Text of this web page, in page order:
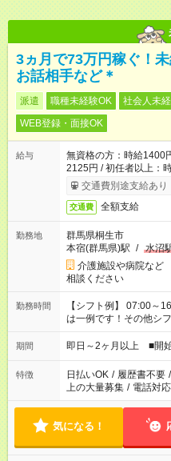
3ヵ月で73万円稼ぐ！
お話相手など＊
派遣 職種未経験OK 社会人未
WEB登録・面接OK
給与
無資格の方：時給1400
2125円 / 初任者以上：
交通費別途支給あり
交通費 全額支給
勤務地
群馬県桐生市
本宿(群馬県)駅 / 水沼
介護施設や病院な
相談ください
勤務時間
【シフト例】 07:00～
は一例です！その他シ
期間 即日～2ヶ月以上 ■開
特徴 日払いOK / 履歴書不要 /
上の大量募集 / 電話対
気になる！